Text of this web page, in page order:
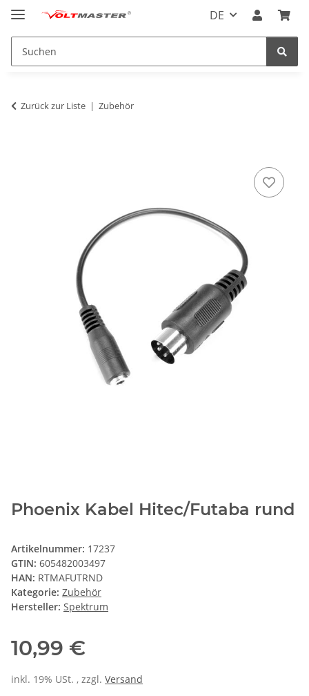
DE
Zurück zur Liste Zubehör
Phoenix Kabel Hitec/Futaba rund
Artikelnummer: 17237
GTIN: 605482003497
HAN: RTMAFUTRND
Kategorie: Zubehör
Hersteller: Spektrum
10,99 €
inkl. 19% USt. , zzgl. Versand